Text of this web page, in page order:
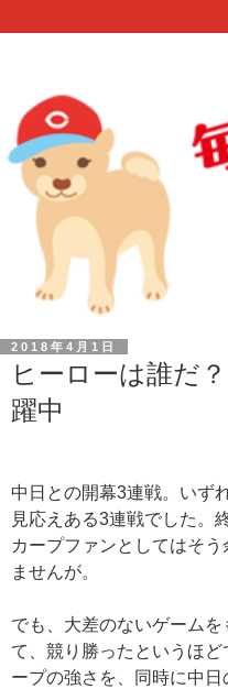
2018年4月1日
ヒーローは誰だ
躍中
中日との開幕3連戦。 いず
見応えある3連戦でした。
カープファンとしてはそ
ませんが。
でも、大差のないゲーム
て、競り勝ったというほ
ープの強さを、同時に中